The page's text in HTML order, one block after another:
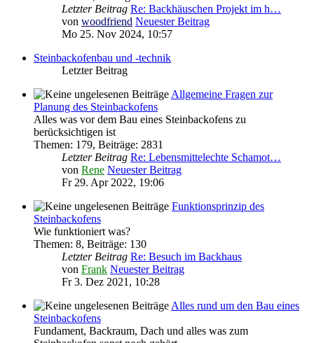
Letzter Beitrag Re: Backhäuschen Projekt im h…
von woodfriend Neuester Beitrag
Mo 25. Nov 2024, 10:57
Steinbackofenbau und -technik
Letzter Beitrag
Allgemeine Fragen zur
Planung des Steinbackofens
Alles was vor dem Bau eines Steinbackofens zu
berücksichtigen ist
Themen: 179, Beiträge: 2831
Letzter Beitrag Re: Lebensmittelechte Schamot…
von Rene Neuester Beitrag
Fr 29. Apr 2022, 19:06
Funktionsprinzip des
Steinbackofens
Wie funktioniert was?
Themen: 8, Beiträge: 130
Letzter Beitrag Re: Besuch im Backhaus
von Frank Neuester Beitrag
Fr 3. Dez 2021, 10:28
Alles rund um den Bau eines
Steinbackofens
Fundament, Backraum, Dach und alles was zum